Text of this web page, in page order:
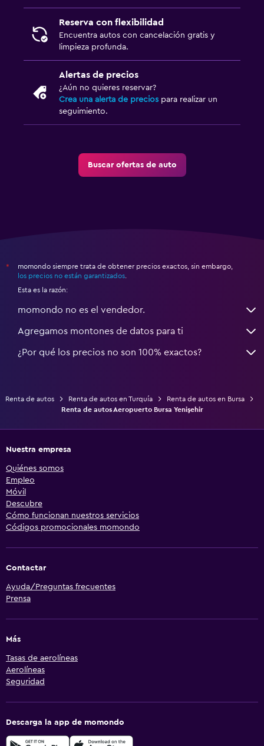
Reserva con flexibilidad
Encuentra autos con cancelación gratis y
limpieza profunda.
Alertas de precios
¿Aún no quieres reservar?
Crea una alerta de precios para realizar un
seguimiento.
Buscar ofertas de auto
*
momondo siempre trata de obtener precios exactos, sin embargo,
los precios no están garantizados.
Esta es la razón:
momondo no es el vendedor.
Agregamos montones de datos para ti
¿Por qué los precios no son 100% exactos?
Renta de autos Renta de autos en Turquía
Renta de autos en Bursa
Renta de autos Aeropuerto Bursa Yenişehir
Nuestra empresa
Quiénes somos
Empleo
Móvil
Descubre
Cómo funcionan nuestros servicios
Códigos promocionales momondo
Contactar
Ayuda/Preguntas frecuentes
Prensa
Más
Tasas de aerolíneas
Aerolíneas
Seguridad
Descarga la app de momondo